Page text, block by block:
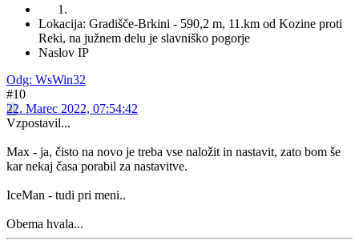
Lokacija: Gradišče-Brkini - 590,2 m, 11.km od Kozine proti
Reki, na južnem delu je slavniško pogorje
Naslov IP
Odg: WsWin32
#10
22. Marec 2022, 07:54:42
Vzpostavil...
Max - ja, čisto na novo je treba vse naložit in nastavit, zato bom še
kar nekaj časa porabil za nastavitve.
IceMan - tudi pri meni..
Obema hvala...